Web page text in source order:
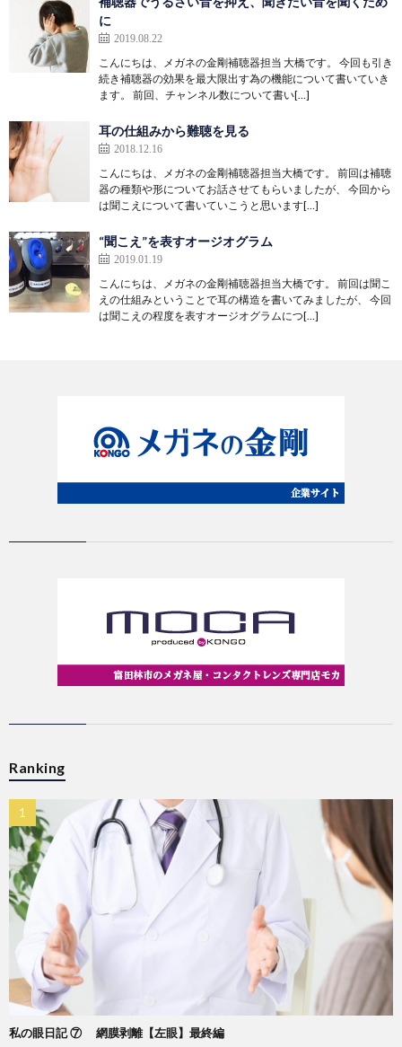
に
2019.08.22
こんにちは、メガネの金剛補聴器担当 大橋です。 今回も引き
続き補聴器の効果を最大限出す為の機能について書いていき
ます。 前回、チャンネル数について書い[…]
耳の仕組みから難聴を見る
2018.12.16
こんにちは、メガネの金剛補聴器担当大橋です。 前回は補聴
器の種類や形についてお話させてもらいましたが、 今回から
は聞こえについて書いていこうと思います[…]
“聞こえ”を表すオージオグラム
2019.01.19
こんにちは、メガネの金剛補聴器担当大橋です。 前回は聞こ
えの仕組みということで耳の構造を書いてみましたが、 今回
は聞こえの程度を表すオージオグラムにつ[…]
Ranking
私の眼日記 ⑦ 網膜剥離【左眼】最終編